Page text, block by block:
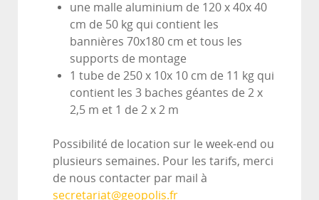
une malle aluminium de 120 x 40x 40
cm de 50 kg qui contient les
bannières 70x180 cm et tous les
supports de montage
1 tube de 250 x 10x 10 cm de 11 kg qui
contient les 3 baches géantes de 2 x
2,5 m et 1 de 2 x 2 m
Possibilité de location sur le week-end ou
plusieurs semaines. Pour les tarifs, merci
de nous contacter par mail à
secretariat@geopolis.fr